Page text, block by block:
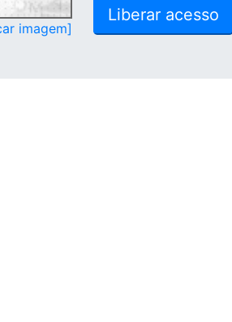
imagem]